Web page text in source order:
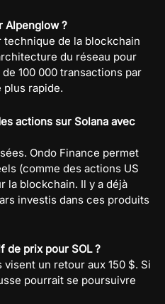
Alpenglow ?
technique de la blockchain
du réseau pour
100 000 transactions par
plus rapide.
actions sur Solana avec
Ondo Finance permet
(comme des actions US
la blockchain. Il y a déjà
investis dans ces produits
de prix pour SOL ?
un retour aux 150 $. Si
pourrait se poursuivre